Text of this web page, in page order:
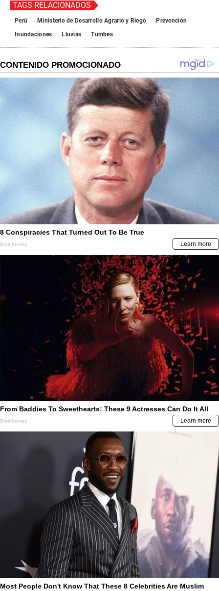
TAGS RELACIONADOS
Perú Ministerio de Desarrollo Agrario y Riego
Prevención
Inundaciones
Lluvias Tumbes